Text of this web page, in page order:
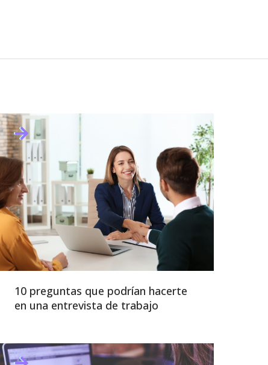
10 preguntas que podrían hacerte
en una entrevista de trabajo